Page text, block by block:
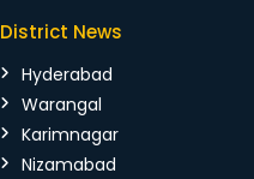
District News
Hyderabad
Warangal
Karimnagar
Nizamabad